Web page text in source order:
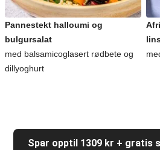
Pannestekt halloumi og
bulgursalat
med balsamicoglasert rødbete og
dillyoghurt
Spar opptil 1309 kr + gratis